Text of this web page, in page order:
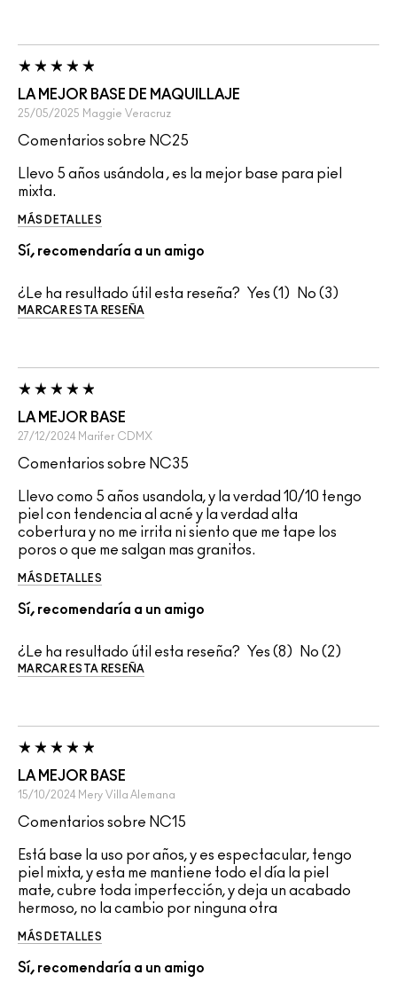
LA MEJOR BASE DE MAQUILLAJE
25/05/2025 Maggie Veracruz
Comentarios sobre NC25
Llevo 5 años usándola , es la mejor base para piel
mixta.
MÁS DETALLES
Sí, recomendaría a un amigo
¿Le ha resultado útil esta reseña? 1 3
MARCAR ESTA RESEÑA
LA MEJOR BASE
27/12/2024 Marifer CDMX
Comentarios sobre NC35
Llevo como 5 años usandola, y la verdad 10/10 tengo
piel con tendencia al acné y la verdad alta
cobertura y no me irrita ni siento que me tape los
poros o que me salgan mas granitos.
MÁS DETALLES
Sí, recomendaría a un amigo
¿Le ha resultado útil esta reseña? 8 2
MARCAR ESTA RESEÑA
LA MEJOR BASE
15/10/2024 Mery Villa Alemana
Comentarios sobre NC15
Está base la uso por años, y es espectacular, tengo
piel mixta, y esta me mantiene todo el día la piel
mate, cubre toda imperfección, y deja un acabado
hermoso, no la cambio por ninguna otra
MÁS DETALLES
Sí, recomendaría a un amigo